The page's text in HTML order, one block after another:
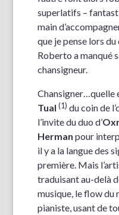
superlatifs –
main
que je pense lors
Roberto a manqué
chansigneur.
Chansigner…quelle
Tual (1) du coin de
l’invite du duo d’
Herman pour
il y a la langue des
première. Mais
traduisant au-delà
musique, le flow du
pianiste, usant de